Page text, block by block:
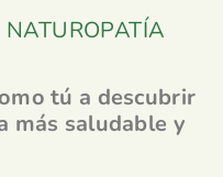
tú a descubrir
más saludable y